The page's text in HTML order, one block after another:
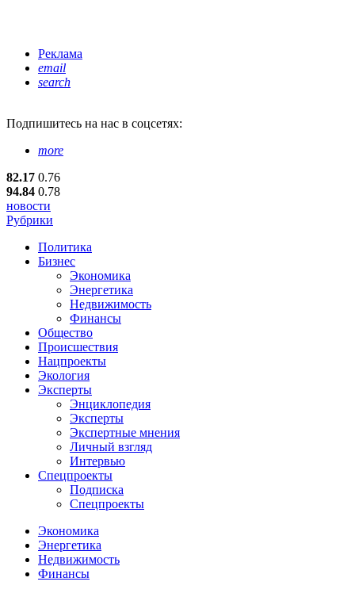
Реклама
email
search
Подпишитесь на нас в соцсетях:
more
82.17 0.76
94.84 0.78
новости
Рубрики
Политика
Бизнес
Экономика
Энергетика
Недвижимость
Финансы
Общество
Происшествия
Нацпроекты
Экология
Эксперты
Энциклопедия
Эксперты
Экспертные мнения
Личный взгляд
Интервью
Спецпроекты
Подписка
Спецпроекты
Экономика
Энергетика
Недвижимость
Финансы